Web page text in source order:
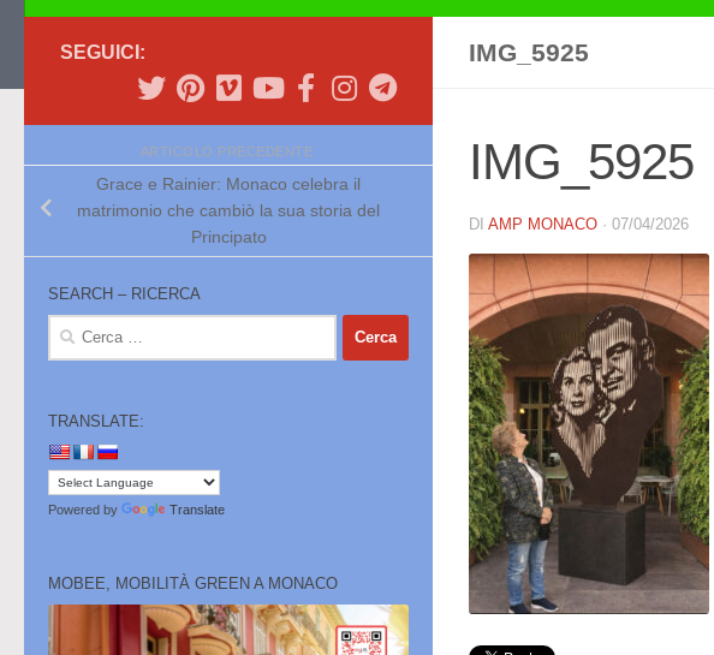
IMG_5925
IMG_5925
DI AMP MONACO · 07/04/2026
SEGUICI:
ARTICOLO PRECEDENTE
Grace e Rainier: Monaco celebra il
matrimonio che cambiò la sua storia del
Principato
SEARCH – RICERCA
Ricerca
TRANSLATE:
Powered by Translate
MOBEE, MOBILITÀ GREEN A MONACO